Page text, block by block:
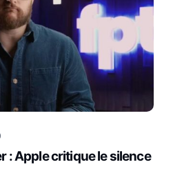
: Apple critique le silence